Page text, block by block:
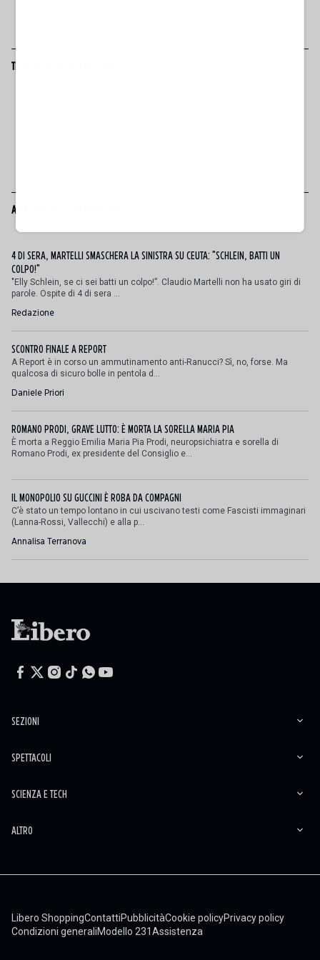
TI POTREBBERO INTERESSARE
ALTRI ARTICOLI DI PERSONAGGI
4 DI SERA, MARTELLI SMASCHERA LA SINISTRA SU CEUTA: "SCHLEIN, BATTI UN
COLPO!"
"Elly Schlein, se ci sei batti un colpo!”. Claudio Martelli non ha usato giri di
parole. Ospite di 4 di sera ...
Redazione
SCONTRO FINALE A REPORT
A Report è in corso un ammutinamento anti-Ranucci? Sì, no, forse. Ma
qualcosa di sicuro bolle in pentola d...
Daniele Priori
ROMANO PRODI, GRAVE LUTTO: È MORTA LA SORELLA MARIA PIA
È morta a Reggio Emilia Maria Pia Prodi, neuropsichiatra e sorella di
Romano Prodi, ex presidente del Consiglio e...
IL MONOPOLIO SU GUCCINI È ROBA DA COMPAGNI
C’è stato un tempo lontano in cui uscivano testi come Fascisti immaginari
(Lanna-Rossi, Vallecchi) e alla p...
Annalisa Terranova
SEZIONI
SPETTACOLI
SCIENZA E TECH
ALTRO
Libero ShoppingContattiPubblicitàCookie policyPrivacy policy
Condizioni generaliModello 231Assistenza